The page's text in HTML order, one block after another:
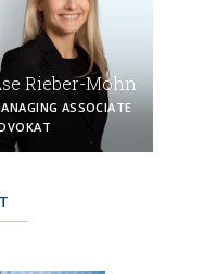
Rieber-Mohn
ASSOCIATE